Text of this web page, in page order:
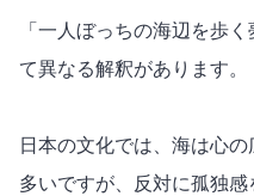
「一人ぼっちの海辺を歩
て異なる解釈があります。
日本の文化では、海は心
多いですが、反対に孤独感